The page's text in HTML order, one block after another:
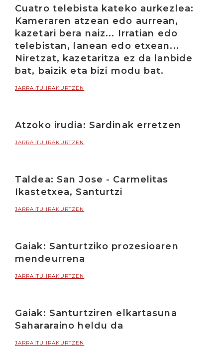
Cuatro telebista kateko aurkezlea:
Kameraren atzean edo aurrean,
kazetari bera naiz... Irratian edo
telebistan, lanean edo etxean...
Niretzat, kazetaritza ez da lanbide
bat, baizik eta bizi modu bat.
JARRAITU IRAKURTZEN
Atzoko irudia: Sardinak erretzen
JARRAITU IRAKURTZEN
Taldea: San Jose - Carmelitas
Ikastetxea, Santurtzi
JARRAITU IRAKURTZEN
Gaiak: Santurtziko prozesioaren
mendeurrena
JARRAITU IRAKURTZEN
Gaiak: Santurtziren elkartasuna
Sahararaino heldu da
JARRAITU IRAKURTZEN